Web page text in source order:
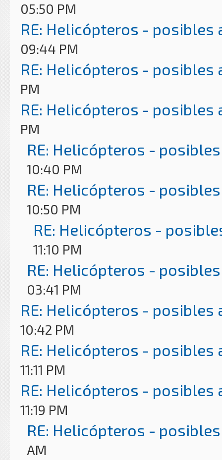
05:50 PM
RE: Helicópteros - posibles
09:44 PM
RE: Helicópteros - posibles
PM
RE: Helicópteros - posibles
PM
RE: Helicópteros -
10:40 PM
RE: Helicópteros -
10:50 PM
RE: Helicópteros -
11:10 PM
RE: Helicópteros -
03:41 PM
RE: Helicópteros - posibles
10:42 PM
RE: Helicópteros - posibles
11:11 PM
RE: Helicópteros - posibles
11:19 PM
RE: Helicópteros -
AM